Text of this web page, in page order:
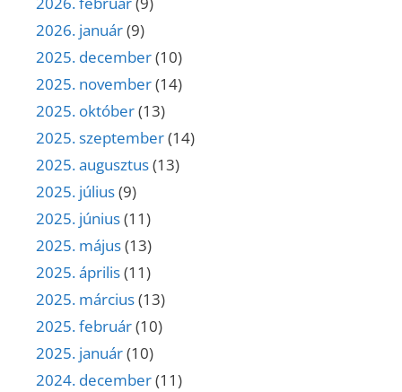
2026. január(9)
2025. december(10)
2025. november(14)
2025. október(13)
2025. szeptember(14)
2025. augusztus(13)
2025. július(9)
2025. június(11)
2025. május(13)
2025. április(11)
2025. március(13)
2025. február(10)
2025. január(10)
2024. december(11)